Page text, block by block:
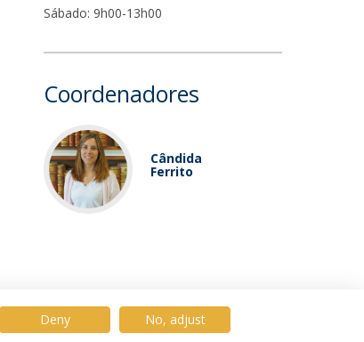
Sábado: 9h00-13h00
Coordenadores
Cândida
Ferrito
Deny No, adjust